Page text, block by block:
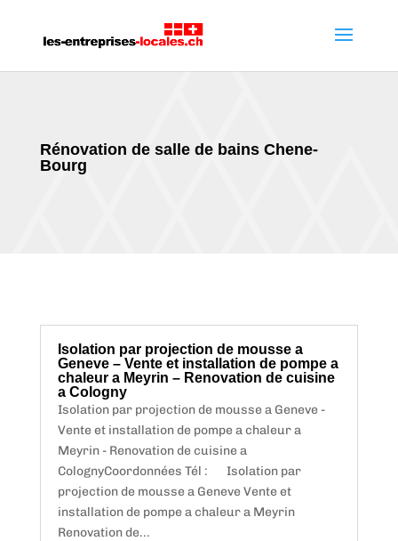
Rénovation de salle de bains Chene-
Bourg
Isolation par projection de mousse a
Geneve – Vente et installation de pompe a
chaleur a Meyrin – Renovation de cuisine
a Cologny
Isolation par projection de mousse a Geneve -
Vente et installation de pompe a chaleur a
Meyrin - Renovation de cuisine a
ColognyCoordonnées Tél : Isolation par
projection de mousse a Geneve Vente et
installation de pompe a chaleur a Meyrin
Renovation de...